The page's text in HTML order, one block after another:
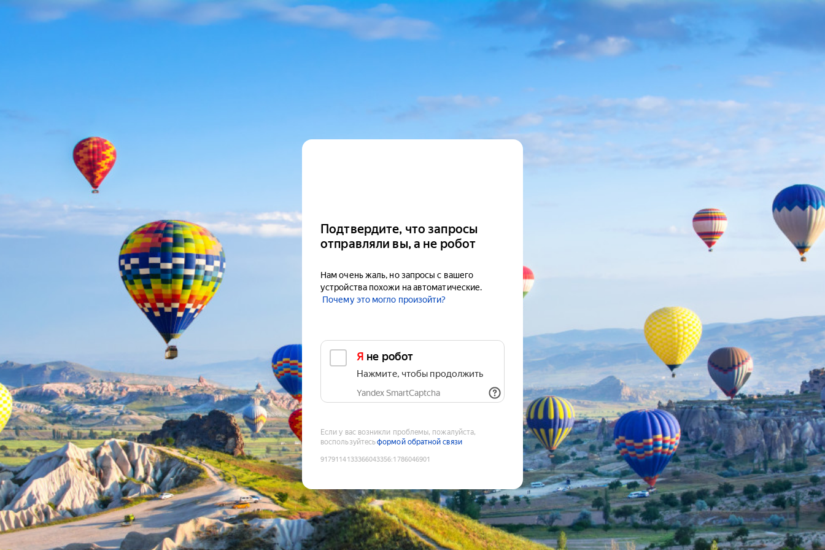
Подтвердите, что запросы
отправляли вы, а не робот
Нам очень жаль, но запросы с вашего
устройства похожи на автоматические.
Почему это могло произойти?
Я не робот
Нажмите, чтобы продолжить
Yandex SmartCaptcha
Если у вас возникли проблемы, пожалуйста,
воспользуйтесьформой обратной связи
9179114133366043356:1786046901